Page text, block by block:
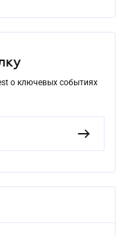
о ключевых событиях